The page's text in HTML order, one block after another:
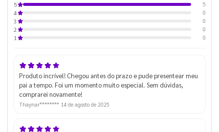
5
5
4
0
3
0
2
0
1
0
Produto incrível! Chegou antes do prazo e pude presentear meu
pai a tempo. Foi um momento muito especial. Sem dúvidas,
comprarei novamente!
Thaynar******** 14 de agosto de 2025